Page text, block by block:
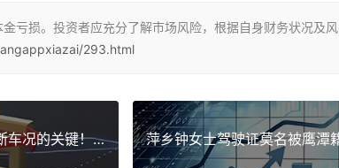
亏损。投资者应充分了解市场风险，根据自身财务状况及风
293.html
买车只看外观？车辆违章记录才是判断车况的关键！附非本人查询方